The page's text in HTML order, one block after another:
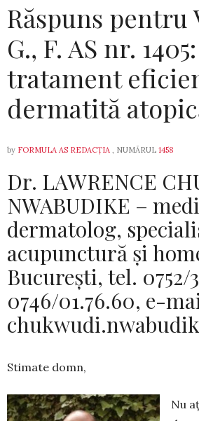
Răspuns pentru
G., F. AS nr.
tratament
dermatită
by FORMULA AS REDACȚIA , NUMĂRUL 1458
Dr. LAWRENCE
NWABUDIKE –
dermatolog,
acupunctură și
București, tel. 0752/
0746/01.76.60, e-
Stimate domn,
Nu